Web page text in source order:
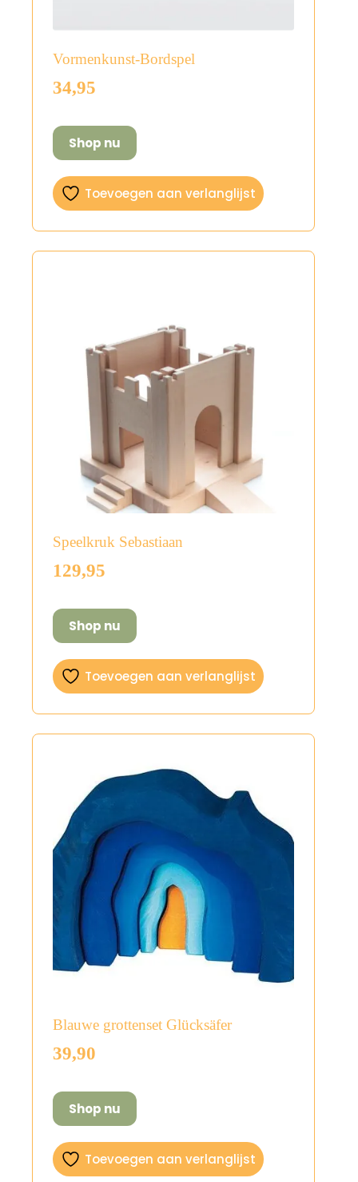
Vormenkunst-Bordspel
34,95
Shop nu
Toevoegen aan verlanglijst
Speelkruk Sebastiaan
129,95
Shop nu
Toevoegen aan verlanglijst
Blauwe grottenset Glücksäfer
39,90
Shop nu
Toevoegen aan verlanglijst